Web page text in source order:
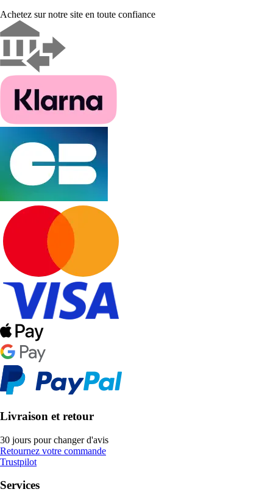
Achetez sur notre site en toute confiance
Livraison et retour
30 jours pour changer d'avis
Retournez votre commande
Trustpilot
Services